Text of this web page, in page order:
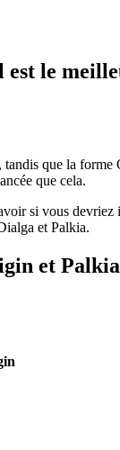
le
que la
que cela.
si vous
et Palkia.
et